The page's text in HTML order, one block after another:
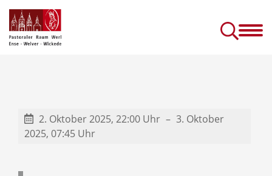
2. Oktober 2025, 22:00 Uhr
3. Oktober
2025, 07:45 Uhr